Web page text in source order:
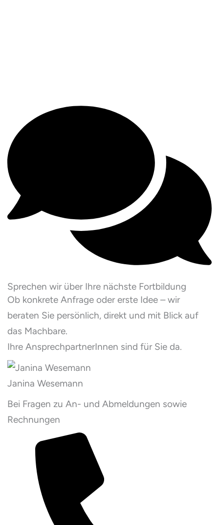
Sprechen wir über Ihre nächste Fortbildung
Ob konkrete Anfrage oder erste Idee – wir
beraten Sie persönlich, direkt und mit Blick auf
das Machbare.
Ihre AnsprechpartnerInnen sind für Sie da.
Janina Wesemann
Bei Fragen zu An- und Abmeldungen sowie
Rechnungen